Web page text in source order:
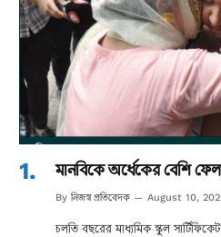
মানবিকে অর্ধেকের বেশি
By নিজস্ব প্রতিবেদক August 10,
চলতি বছরের মাধ্যমিক স্কুল